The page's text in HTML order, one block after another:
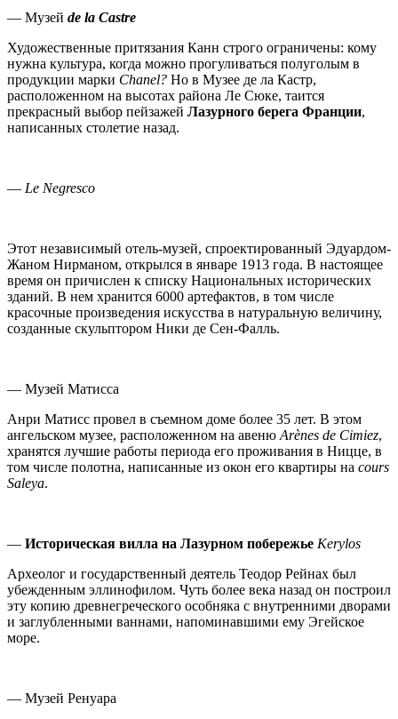
— Музей de la Castre
Художественные притязания Канн строго ограничены: кому
нужна культура, когда можно прогуливаться полуголым в
продукции марки Chanel? Но в Музее де ла Кастр,
расположенном на высотах района Ле Сюке, таится
прекрасный выбор пейзажей Лазурного берега Франции,
написанных столетие назад.
— Le Negresco
Этот независимый отель-музей, спроектированный Эдуардом-
Жаном Нирманом, открылся в январе 1913 года. В настоящее
время он причислен к списку Национальных исторических
зданий. В нем хранится 6000 артефактов, в том числе
красочные произведения искусства в натуральную величину,
созданные скульптором Ники де Сен-Фалль.
— Музей Матисса
Анри Матисс провел в съемном доме более 35 лет. В этом
ангельском музее, расположенном на авеню Arènes de Cimiez,
хранятся лучшие работы периода его проживания в Ницце, в
том числе полотна, написанные из окон его квартиры на cours
Saleya.
— Историческая вилла на Лазурном побережье Kerylos
Археолог и государственный деятель Теодор Рейнах был
убежденным эллинофилом. Чуть более века назад он построил
эту копию древнегреческого особняка с внутренними дворами
и заглубленными ваннами, напоминавшими ему Эгейское
море.
— Музей Ренуара